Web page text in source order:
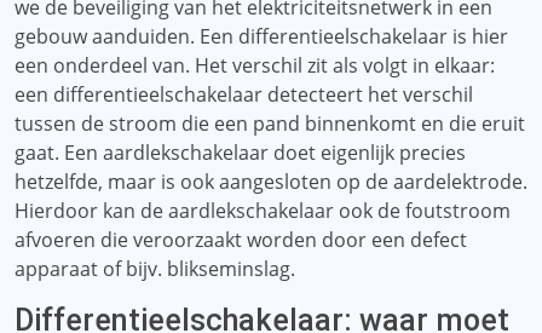
we de beveiliging van het elektriciteitsnetwerk in een
gebouw aanduiden. Een differentieelschakelaar is hier
een onderdeel van. Het verschil zit als volgt in elkaar:
een differentieelschakelaar detecteert het verschil
tussen de stroom die een pand binnenkomt en die eruit
gaat. Een aardlekschakelaar doet eigenlijk precies
hetzelfde, maar is ook aangesloten op de aardelektrode.
Hierdoor kan de aardlekschakelaar ook de foutstroom
afvoeren die veroorzaakt worden door een defect
apparaat of bijv. blikseminslag.
Differentieelschakelaar: waar moet